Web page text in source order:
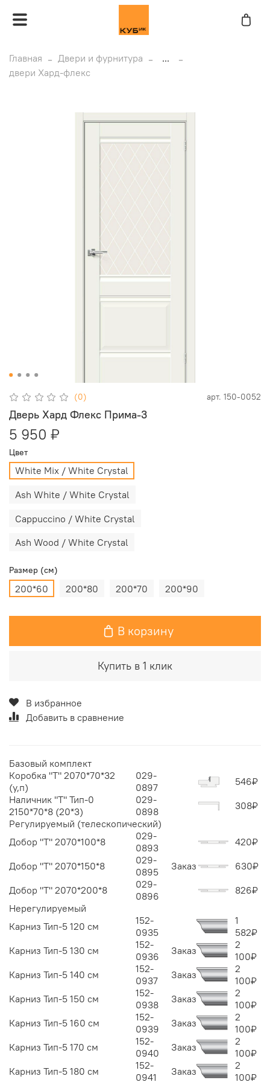
Главная Двери и фурнитура
...
двери Хард-флекс
(0) арт. 150-0052
Дверь Хард Флекс Прима-3
5 950 ₽
Цвет
White Mix / White Сrystal
Ash White / White Сrystal
Cappuccino / White Сrystal
Ash Wood / White Сrystal
Размер (см)
200*60 200*80 200*70 200*90
В корзину
Купить в 1 клик
В избранное
Добавить в сравнение
Базовый комплект
Коробка "Т" 2070*70*32
(у,п)
029-
0897
546₽
Наличник "Т" Тип-0
2150*70*8 (20*3)
029-
0898
308₽
Регулируемый (телескопический)
Добор "Т" 2070*100*8
029-
0893
420₽
Добор "Т" 2070*150*8
029-
0895
Заказ 630₽
Добор "Т" 2070*200*8
029-
0896
826₽
Нерегулируемый
Карниз Тип-5 120 см
152-
0935
1
582₽
Карниз Тип-5 130 см
152-
0936
Заказ
2
100₽
Карниз Тип-5 140 см
152-
0937
Заказ
2
100₽
Карниз Тип-5 150 см
152-
0938
Заказ
2
100₽
Карниз Тип-5 160 см
152-
0939
Заказ
2
100₽
Карниз Тип-5 170 см
152-
0940
Заказ
2
100₽
Карниз Тип-5 180 см
152-
0941
Заказ
2
100₽